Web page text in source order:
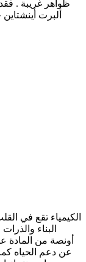
ظواهر غريبة .
ألبرت
الكيمياء تقع في
البناء
أونصة من المادة
عن دعم الحياه